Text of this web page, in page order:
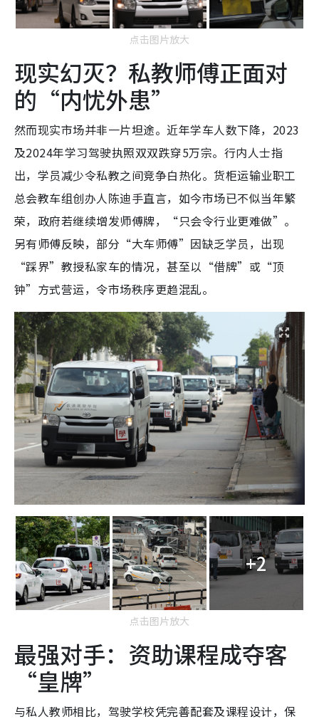
点击图片放大
现实幻灭？私教师傅正面对
的“内忧外患”
然而现实市场并非一片坦途。近年学车人数下降，2023
及2024年学习驾驶执照双双跌穿5万宗。行内人士指
出，学员减少令私教之间竞争白热化。货柜运输业职工
总会教车组创办人陈迪手直言，如今市场已不似当年繁
荣，政府若继续增发师傅牌，“只会令行业更难做”。
另有师傅反映，部分“大车师傅”因缺乏学员，出现
“踩界”教授私家车的情况，甚至以“借牌”或“顶
钟”方式营运，令市场秩序更趋混乱。
+2
点击图片放大
最强对手：资助课程成夺客
“皇牌”
与私人教师相比，驾驶学校凭完善配套及课程设计，保